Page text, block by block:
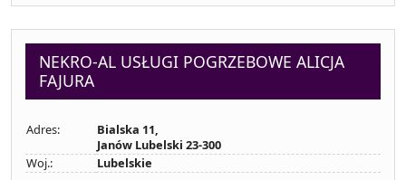
NEKRO-AL USŁUGI POGRZEBOWE ALICJA
FAJURA
Adres:
Bialska 11,
Janów Lubelski 23-300
Woj.:
Lubelskie